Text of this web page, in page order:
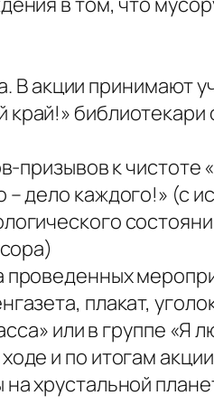
В акции принимают
призывов к чистоте
дело каждого!» (с
плакат,
или в группе «Я
и по итогам
хрустальной